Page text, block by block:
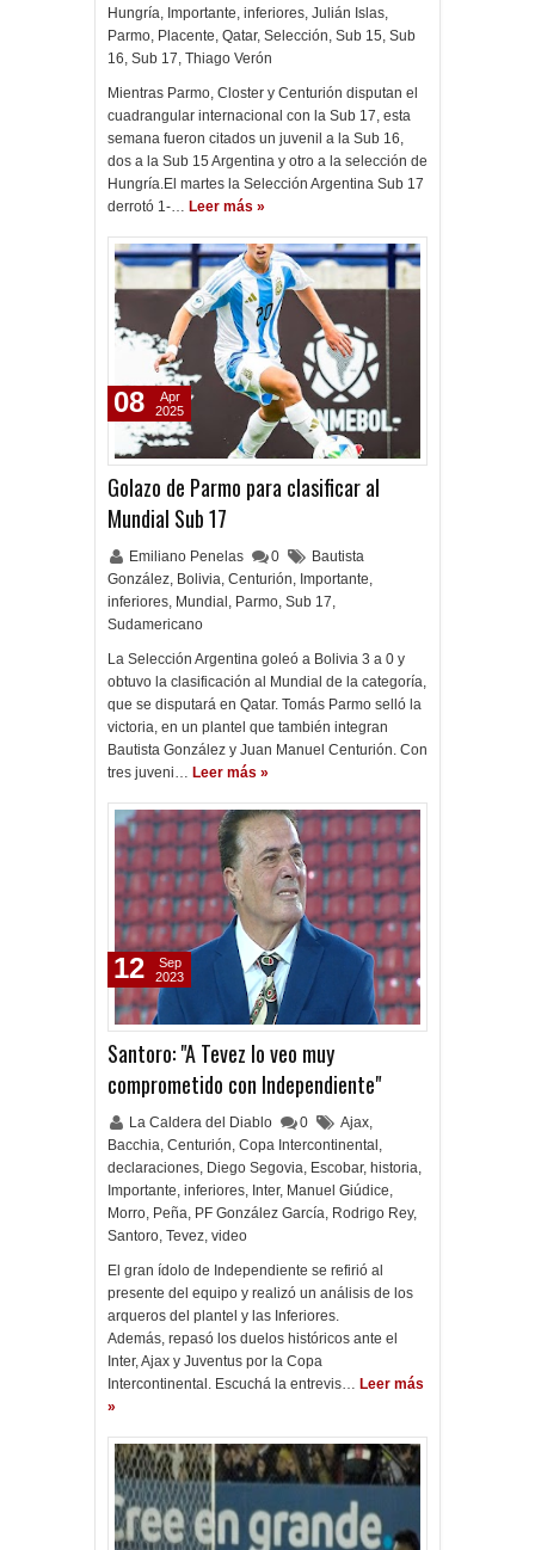
Hungría, Importante, inferiores, Julián Islas,
Parmo, Placente, Qatar, Selección, Sub 15, Sub
16, Sub 17, Thiago Verón
Mientras Parmo, Closter y Centurión disputan el
cuadrangular internacional con la Sub 17, esta
semana fueron citados un juvenil a la Sub 16,
dos a la Sub 15 Argentina y otro a la selección de
Hungría.El martes la Selección Argentina Sub 17
derrotó 1-… Leer más »
Golazo de Parmo para clasificar al
Mundial Sub 17
Emiliano Penelas 0
Bautista
González, Bolivia, Centurión, Importante,
inferiores, Mundial , Parmo, Sub 17,
Sudamericano
La Selección Argentina goleó a Bolivia 3 a 0 y
obtuvo la clasificación al Mundial de la categoría,
que se disputará en Qatar. Tomás Parmo selló la
victoria, en un plantel que también integran
Bautista González y Juan Manuel Centurión. Con
tres juveni… Leer más »
08
Apr
2025
Santoro: "A Tevez lo veo muy
comprometido con Independiente"
La Caldera del Diablo 0 Ajax,
Bacchia, Centurión, Copa Intercontinental ,
declaraciones, Diego Segovia, Escobar, historia,
Importante, inferiores, Inter, Manuel Giúdice,
Morro, Peña, PF González García, Rodrigo Rey,
Santoro, Tevez, video
El gran ídolo de Independiente se refirió al
presente del equipo y realizó un análisis de los
arqueros del plantel y las Inferiores.
Además, repasó los duelos históricos ante el
Inter, Ajax y Juventus por la Copa
Intercontinental. Escuchá la entrevis… Leer más
»
12
Sep
2023